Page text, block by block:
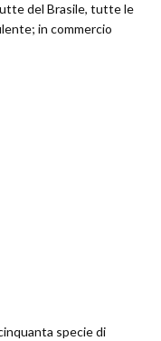
del Brasile, tutte le
in commercio
specie di